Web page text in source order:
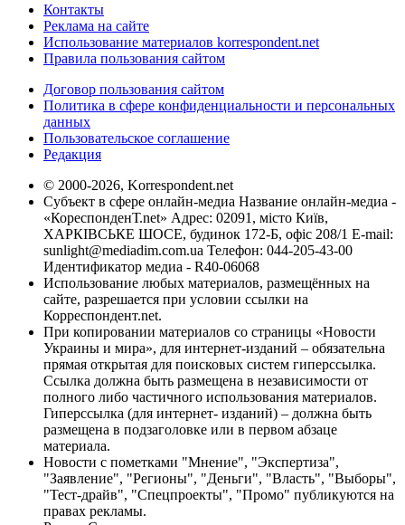
Контакты
Реклама на сайте
Использование материалов korrespondent.net
Правила пользования сайтом
Договор пользования сайтом
Политика в сфере конфиденциальности и персональных
данных
Пользовательское соглашение
Редакция
© 2000-2026, Korrespondent.net
Субъект в сфере онлайн-медиа Название онлайн-медиа -
«КореспонденТ.net» Адрес: 02091, місто Київ,
ХАРКІВСЬКЕ ШОСЕ, будинок 172-Б, офіс 208/1 E-mail:
sunlight@mediadim.com.ua Телефон: 044-205-43-00
Идентификатор медиа - R40-06068
Использование любых материалов, размещённых на
сайте, разрешается при условии ссылки на
Корреспондент.net.
При копировании материалов со страницы «Новости
Украины и мира», для интернет-изданий – обязательна
прямая открытая для поисковых систем гиперссылка.
Ссылка должна быть размещена в независимости от
полного либо частичного использования материалов.
Гиперссылка (для интернет- изданий) – должна быть
размещена в подзаголовке или в первом абзаце
материала.
Новости с пометками "Мнение", "Экспертиза",
"Заявление", "Регионы", "Деньги", "Власть", "Выборы",
"Тест-драйв", "Спецпроекты", "Промо" публикуются на
правах рекламы.